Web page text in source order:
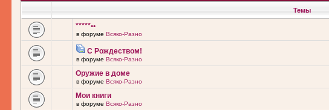
Темы
*****••
в форуме Всяко-Разно
С Рождеством!
в форуме Всяко-Разно
Оружие в доме
в форуме Всяко-Разно
Мои книги
в форуме Всяко-Разно